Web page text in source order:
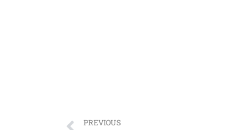
PREVIOUS